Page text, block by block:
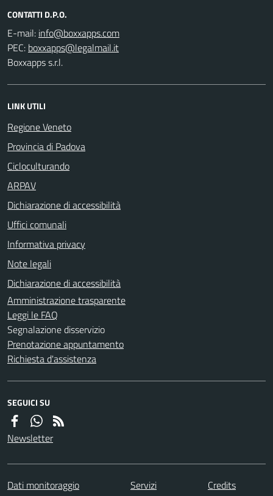
CONTATTI D.P.O.
E-mail:
PEC:
Boxxapps s.r.l.
LINK UTILI
Regione Veneto
Provincia di Padova
Cicloculturando
ARPAV
Dichiarazione di accessibilità
Uffici comunali
Informativa privacy
Note legali
Dichiarazione di accessibilità
Amministrazione trasparente
Leggi le FAQ
Segnalazione disservizio
Prenotazione appuntamento
Richiesta d'assistenza
SEGUICI SU
Newsletter
Dati monitoraggio Servizi
Credits